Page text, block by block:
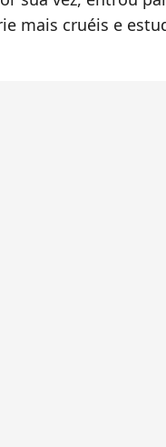
mais cruéis e